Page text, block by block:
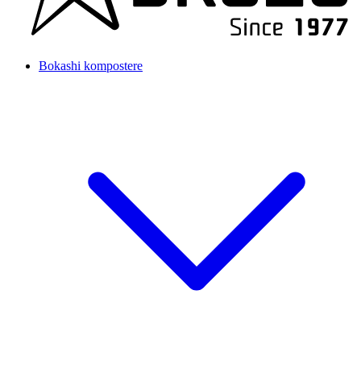
Bokashi kompostere